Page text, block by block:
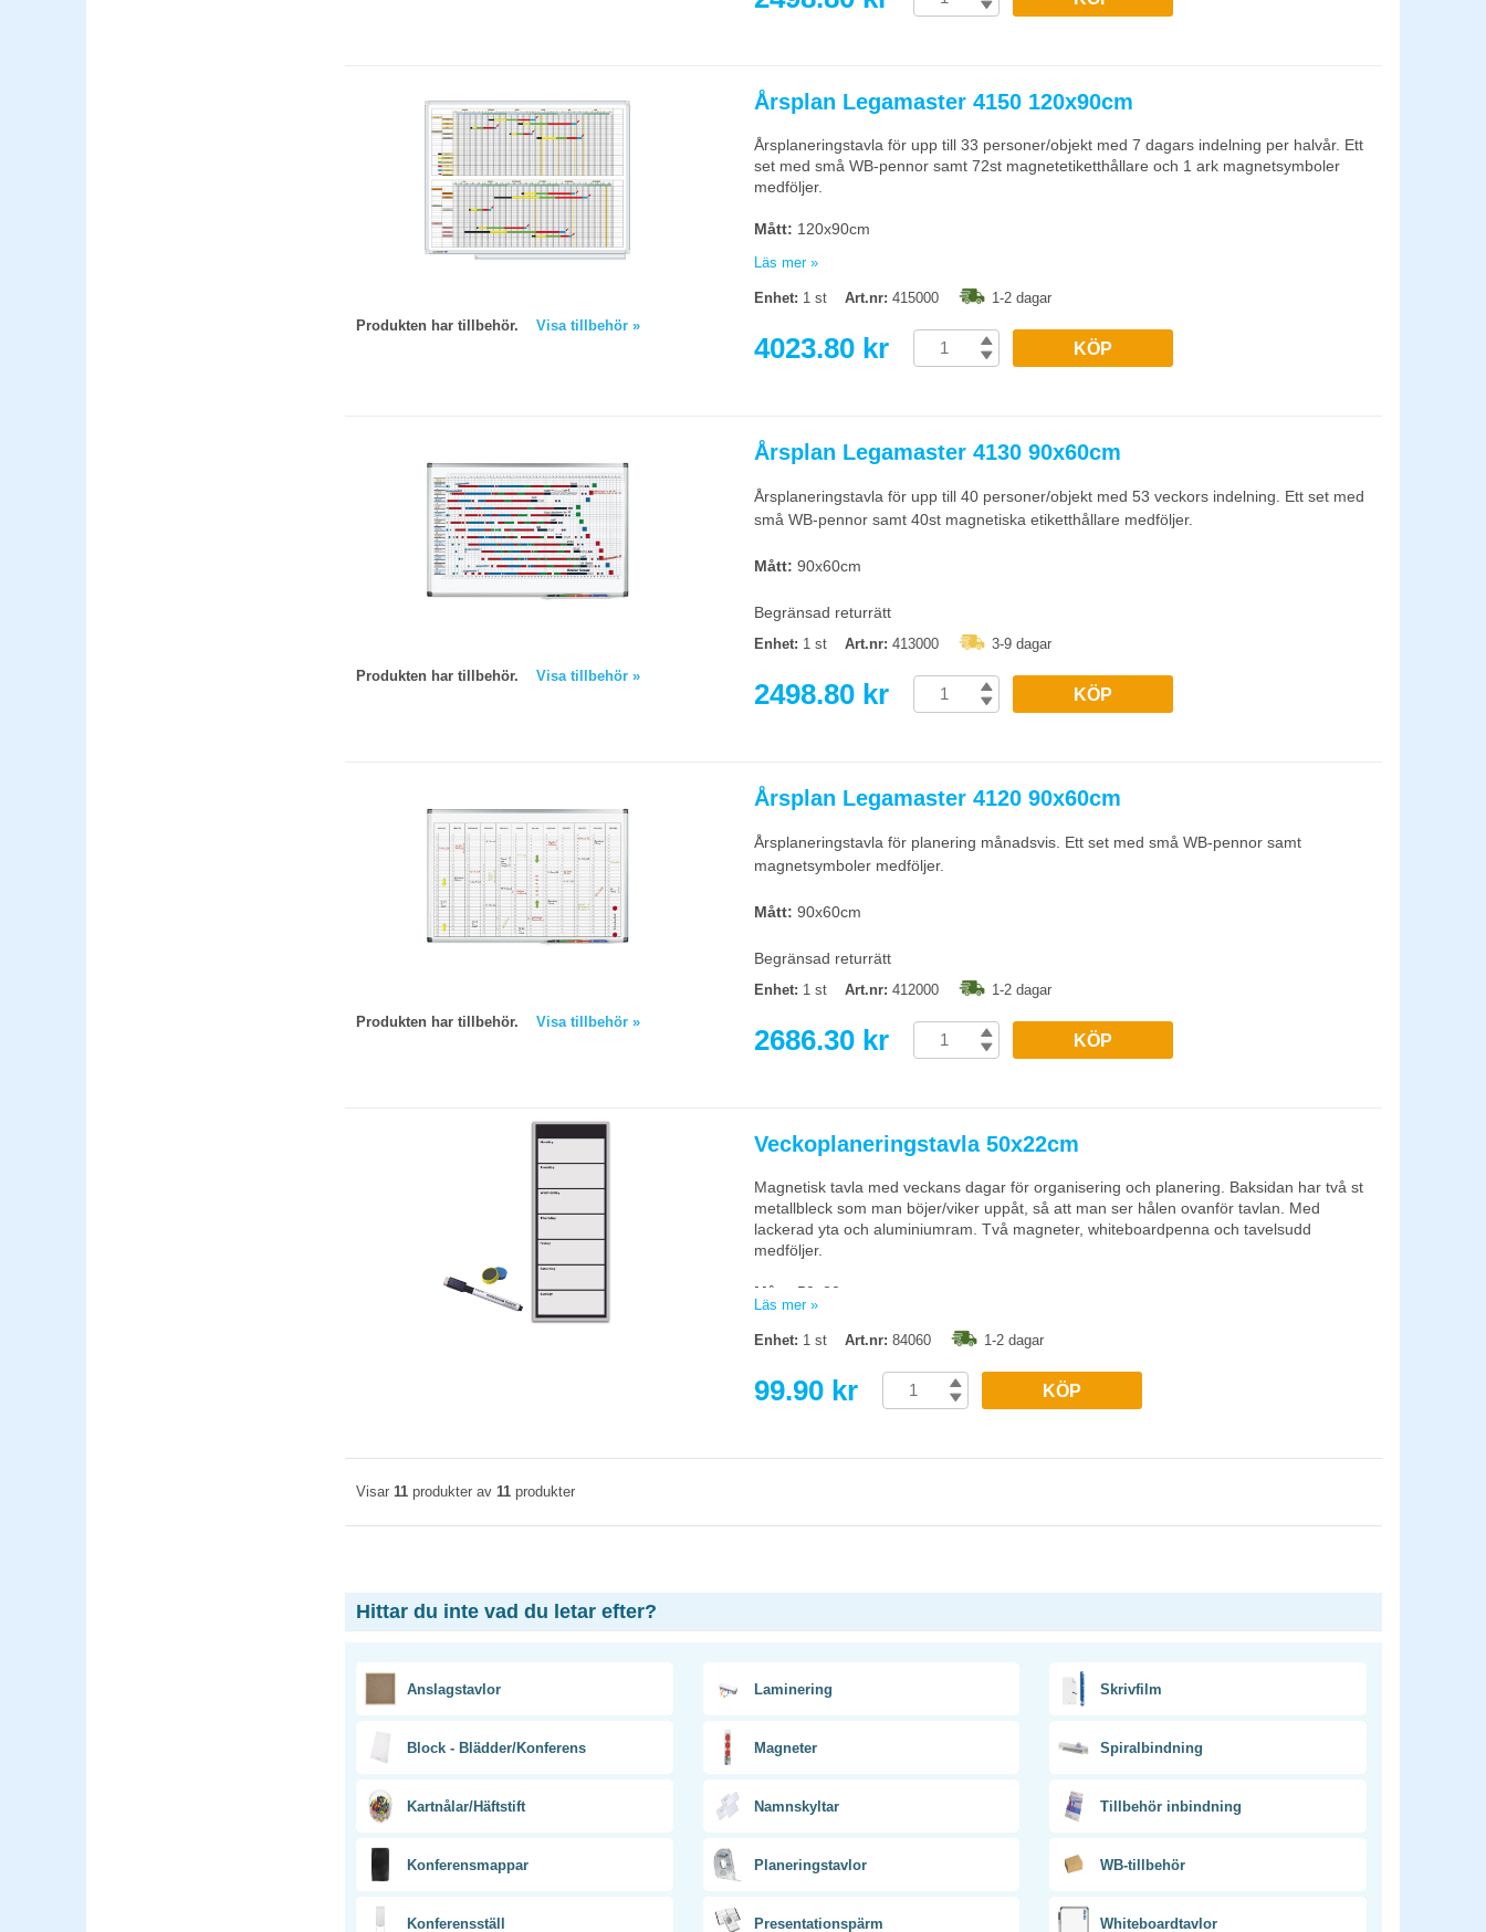
Produkten har tillbehör. Visa tillbehör »
Årsplan Legamaster 4150 120x90cm
Årsplaneringstavla för upp till 33 personer/objekt med 7 dagars indelning per halvår. Ett
set med små WB-pennor samt 72st magnetetiketthållare och 1 ark magnetsymboler
medföljer.
Mått: 120x90cm
Begränsad returrätt
Läs mer »
Enhet: 1 st Art.nr: 415000 1-2 dagar
4023.80 kr KÖP
Produkten har tillbehör. Visa tillbehör »
Årsplan Legamaster 4130 90x60cm
Årsplaneringstavla för upp till 40 personer/objekt med 53 veckors indelning. Ett set med
små WB-pennor samt 40st magnetiska etiketthållare medföljer.
Mått: 90x60cm
Begränsad returrätt
Enhet: 1 st Art.nr: 413000 3-9 dagar
2498.80 kr KÖP
Produkten har tillbehör. Visa tillbehör »
Årsplan Legamaster 4120 90x60cm
Årsplaneringstavla för planering månadsvis. Ett set med små WB-pennor samt
magnetsymboler medföljer.
Mått: 90x60cm
Begränsad returrätt
Enhet: 1 st Art.nr: 412000 1-2 dagar
2686.30 kr KÖP
Veckoplaneringstavla 50x22cm
Magnetisk tavla med veckans dagar för organisering och planering. Baksidan har två st
metallbleck som man böjer/viker uppåt, så att man ser hålen ovanför tavlan. Med
lackerad yta och aluminiumram. Två magneter, whiteboardpenna och tavelsudd
medföljer.
Mått: 50x22 cm.
OBS! Tavlans baksida är inte magnetisk. Den kan endast hängas på vanlig vägg
Läs mer »
Enhet: 1 st Art.nr: 84060 1-2 dagar
99.90 kr KÖP
Visar 11 produkter av 11 produkter
Hittar du inte vad du letar efter?
Anslagstavlor
Block - Blädder/Konferens
Kartnålar/Häftstift
Konferensmappar
Konferensställ
Laminering
Magneter
Namnskyltar
Planeringstavlor
Presentationspärm
Skrivfilm
Spiralbindning
Tillbehör inbindning
WB-tillbehör
Whiteboardtavlor